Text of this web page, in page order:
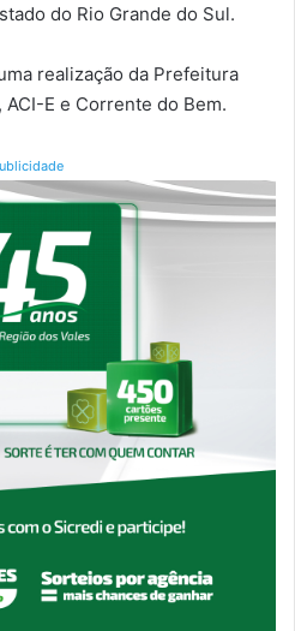
do Rio Grande do Sul.
realização da Prefeitura
E e Corrente do Bem.